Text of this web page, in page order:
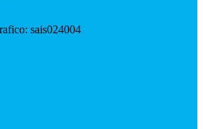
sais024004